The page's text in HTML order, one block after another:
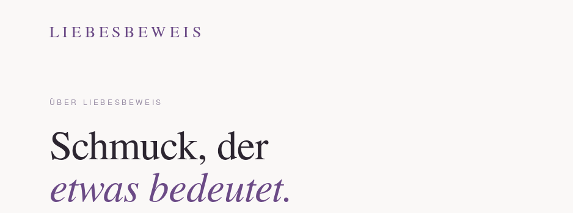
LIEBESBEWEIS
ÜBER LIEBESBEWEIS
Schmuck, der
etwas bedeutet.